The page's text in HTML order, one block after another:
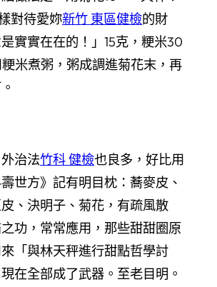
對待愛妳新竹 東區健檢的財
實實在在的！」15克，粳米30
米煮粥，粥成調進菊花末，再
治法竹科 健檢也良多，好比用
世方》記有明目枕：蕎麥皮、
、決明子、菊花，有疏風散
功，常常應用，那些甜甜圈原
「與林天秤進行甜點哲學討
在全部成了武器。至老目明。